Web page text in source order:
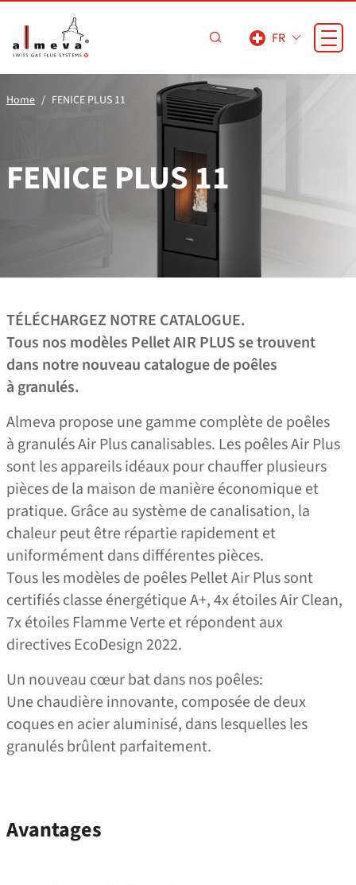
FR
Home FENICE PLUS 11
FENICE PLUS 11
TÉLÉCHARGEZ NOTRE CATALOGUE.
Tous nos modèles Pellet AIR PLUS se trouvent
dans notre nouveau catalogue de poêles
à granulés.
Almeva propose une gamme complète de poêles
à granulés Air Plus canalisables. Les poêles Air Plus
sont les appareils idéaux pour chauffer plusieurs
pièces de la maison de manière économique et
pratique. Grâce au système de canalisation, la
chaleur peut être répartie rapidement et
uniformément dans différentes pièces.
Tous les modèles de poêles Pellet Air Plus sont
certifiés classe énergétique A+, 4x étoiles Air Clean,
7x étoiles Flamme Verte et répondent aux
directives EcoDesign 2022.
Un nouveau cœur bat dans nos poêles:
Une chaudière innovante, composée de deux
coques en acier aluminisé, dans lesquelles les
granulés brûlent parfaitement.
Avantages